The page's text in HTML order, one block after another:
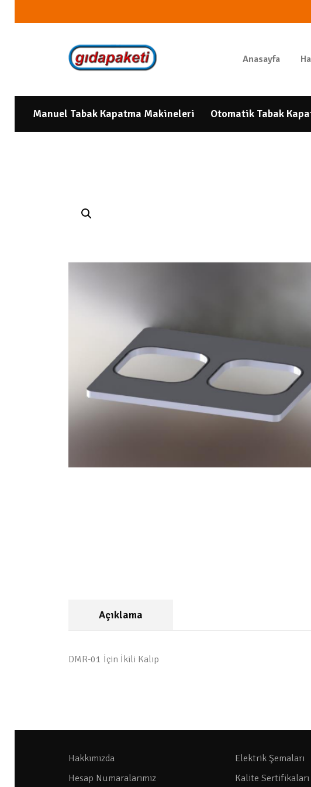
Anasayfa
Manuel Tabak Kapatma Makineleri Otomatik Tabak
Açıklama
DMR-01 İçin İkili Kalıp
Hakkımızda
Hesap Numaralarımız
Elektrik Şemaları
Kalite Sertifikaları